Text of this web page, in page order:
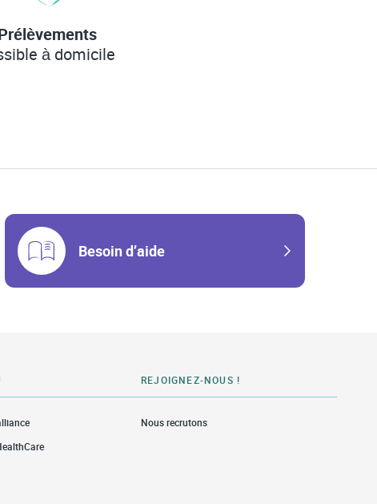
à domicile
Besoin d’aide
REJOIGNEZ-NOUS !
Nous recrutons